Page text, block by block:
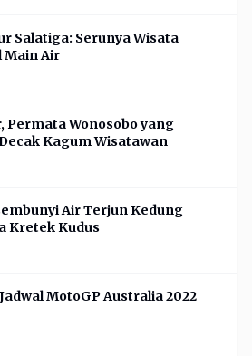
Salatiga: Serunya Wisata
Main Air
Permata Wonosobo yang
Kagum Wisatawan
Air Terjun Kedung
Kretek Kudus
MotoGP Australia 2022